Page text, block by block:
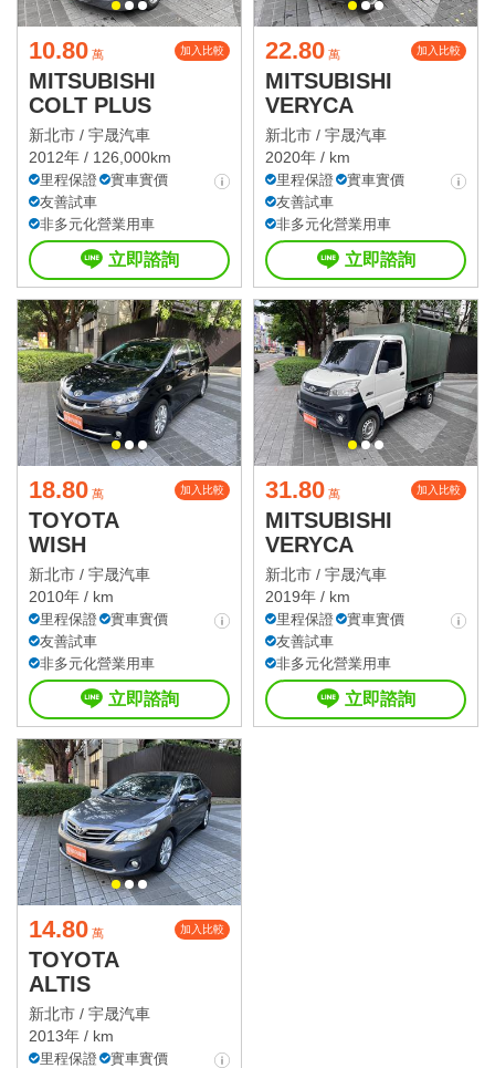
10.80 萬 加入比較
MITSUBISHI
COLT PLUS
新北市 / 宇晟汽車
2012年 / 126,000km
里程保證
實車實價
友善試車
非多元化營業用車
立即諮詢
22.80 萬 加入比較
MITSUBISHI
VERYCA
新北市 / 宇晟汽車
2020年 / km
里程保證
實車實價
友善試車
非多元化營業用車
立即諮詢
18.80 萬 加入比較
TOYOTA
WISH
新北市 / 宇晟汽車
2010年 / km
里程保證
實車實價
友善試車
非多元化營業用車
立即諮詢
31.80 萬 加入比較
MITSUBISHI
VERYCA
新北市 / 宇晟汽車
2019年 / km
里程保證
實車實價
友善試車
非多元化營業用車
立即諮詢
14.80 萬 加入比較
TOYOTA
ALTIS
新北市 / 宇晟汽車
2013年 / km
里程保證
實車實價